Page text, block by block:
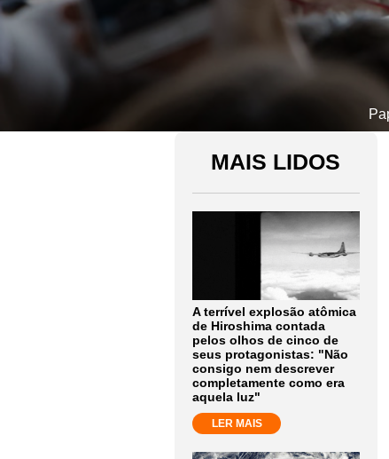
MAIS LIDOS
A terrível explosão atômica
de Hiroshima contada
pelos olhos de cinco de
seus protagonistas: "Não
consigo nem descrever
completamente como era
aquela luz"
LER MAIS